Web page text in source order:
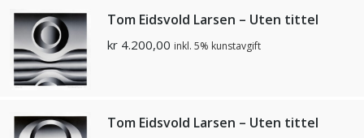
Tom Eidsvold Larsen – Uten tittel
kr 4.200,00 inkl. 5% kunstavgift
Tom Eidsvold Larsen – Uten tittel